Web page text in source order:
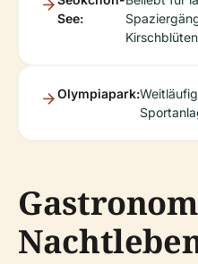
See:
Olympiapark: